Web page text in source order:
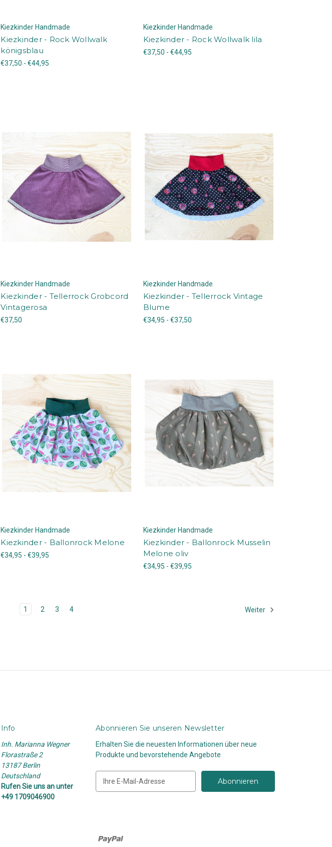
Kiezkinder Handmade
Kiezkinder - Rock Wollwalk
königsblau
€37,50 - €44,95
Kiezkinder Handmade
Kiezkinder - Rock Wollwalk lila
€37,50 - €44,95
Kiezkinder Handmade
Kiezkinder - Tellerrock Grobcord
Vintagerosa
€37,50
Kiezkinder Handmade
Kiezkinder - Tellerrock Vintage
Blume
€34,95 - €37,50
Kiezkinder Handmade
Kiezkinder - Ballonrock Melone
€34,95 - €39,95
Kiezkinder Handmade
Kiezkinder - Ballonrock Musselin
Melone oliv
€34,95 - €39,95
1 2 3 4 Weiter
Info
Inh. Marianna Wegner
Florastraße 2
13187 Berlin
Deutschland
Rufen Sie uns an unter
+49 1709046900
Abonnieren Sie unseren Newsletter
Erhalten Sie die neuesten Informationen über neue
Produkte und bevorstehende Angebote